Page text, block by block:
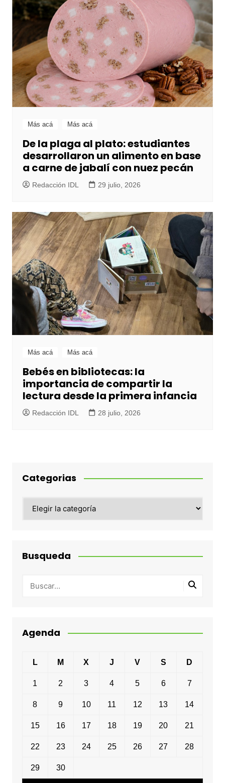
Más acá Más acá
De la plaga al plato: estudiantes
desarrollaron un alimento en base
a carne de jabalí con nuez pecán
Redacción IDL 29 julio, 2026
Más acá Más acá
Bebés en bibliotecas: la
importancia de compartir la
lectura desde la primera infancia
Redacción IDL 28 julio, 2026
Categorias
Busqueda
Agenda
L M X J V S D
1 2 3 4 5 6 7
8 9 10 11 12 13 14
15 16 17 18 19 20 21
22 23 24 25 26 27 28
29 30